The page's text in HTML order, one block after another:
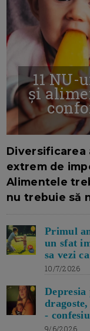
11
și
Diversificarea
extrem de
Alimentele
nu trebuie să
Primul
un sfat
sa vezi
10/7/2026
-
9/6/2026